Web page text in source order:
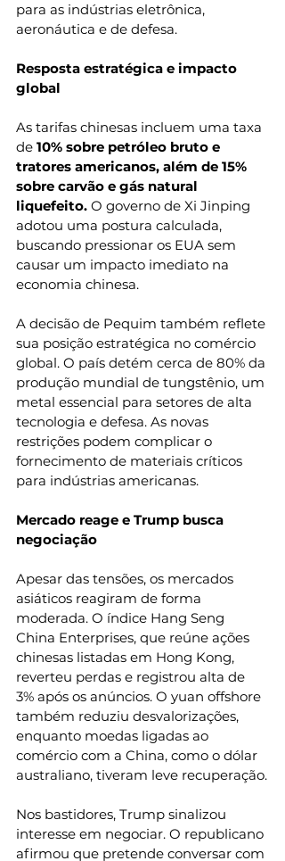
para as indústrias eletrônica,
aeronáutica e de defesa.
Resposta estratégica e impacto
global
As tarifas chinesas incluem uma taxa
de 10% sobre petróleo bruto e
tratores americanos, além de 15%
sobre carvão e gás natural
liquefeito. O governo de Xi Jinping
adotou uma postura calculada,
buscando pressionar os EUA sem
causar um impacto imediato na
economia chinesa.
A decisão de Pequim também reflete
sua posição estratégica no comércio
global. O país detém cerca de 80% da
produção mundial de tungstênio, um
metal essencial para setores de alta
tecnologia e defesa. As novas
restrições podem complicar o
fornecimento de materiais críticos
para indústrias americanas.
Mercado reage e Trump busca
negociação
Apesar das tensões, os mercados
asiáticos reagiram de forma
moderada. O índice Hang Seng
China Enterprises, que reúne ações
chinesas listadas em Hong Kong,
reverteu perdas e registrou alta de
3% após os anúncios. O yuan offshore
também reduziu desvalorizações,
enquanto moedas ligadas ao
comércio com a China, como o dólar
australiano, tiveram leve recuperação.
Nos bastidores, Trump sinalizou
interesse em negociar. O republicano
afirmou que pretende conversar com